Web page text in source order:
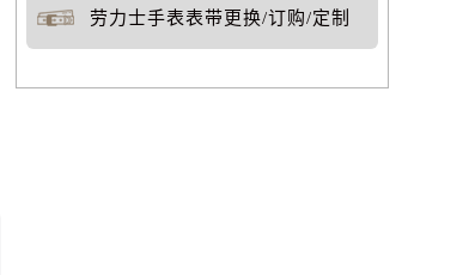
劳力士手表表带更换/订购/定制